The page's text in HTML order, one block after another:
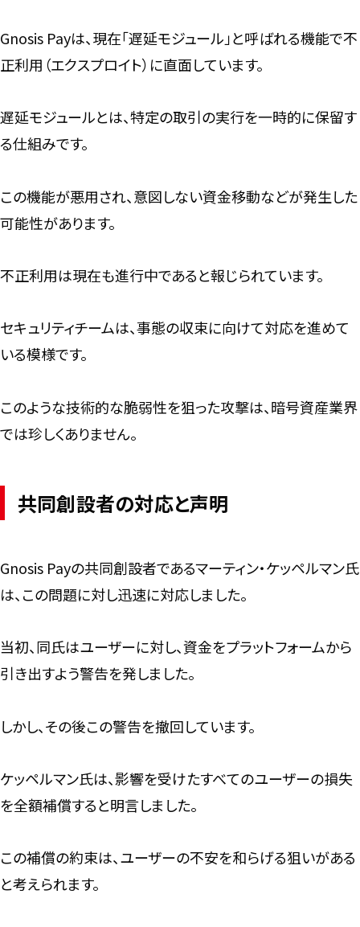
Gnosis Payは、現在「遅延モジュール」と呼ばれる機能で不
正利用（エクスプロイト）に直面しています。
遅延モジュールとは、特定の取引の実行を一時的に保留す
る仕組みです。
この機能が悪用され、意図しない資金移動などが発生した
可能性があります。
不正利用は現在も進行中であると報じられています。
セキュリティチームは、事態の収束に向けて対応を進めて
いる模様です。
このような技術的な脆弱性を狙った攻撃は、暗号資産業界
では珍しくありません。
共同創設者の対応と声明
Gnosis Payの共同創設者であるマーティン・ケッペルマン氏
は、この問題に対し迅速に対応しました。
当初、同氏はユーザーに対し、資金をプラットフォームから
引き出すよう警告を発しました。
しかし、その後この警告を撤回しています。
ケッペルマン氏は、影響を受けたすべてのユーザーの損失
を全額補償すると明言しました。
この補償の約束は、ユーザーの不安を和らげる狙いがある
と考えられます。